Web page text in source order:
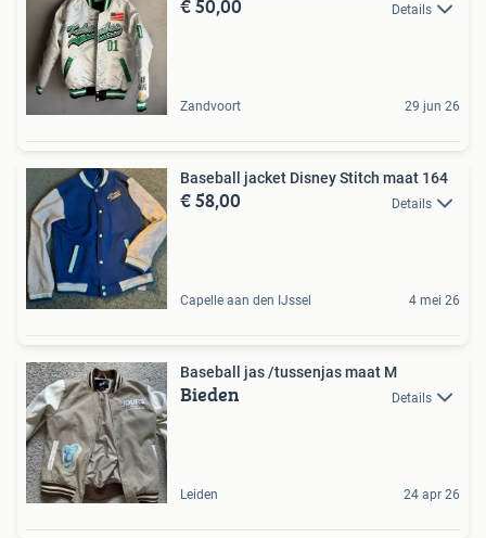
€ 50,00 Details
Zandvoort 29 jun 26
Baseball jacket Disney Stitch maat 164
€ 58,00 Details
Capelle aan den IJssel 4 mei 26
Baseball jas /tussenjas maat M
Bieden Details
Leiden 24 apr 26